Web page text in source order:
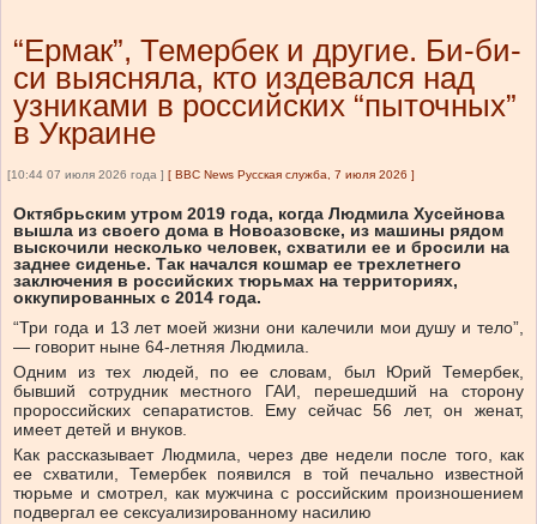
“Ермак”, Темербек и другие. Би-би-
си выясняла, кто издевался над
узниками в российских “пыточных”
в Украине
[10:44 07 июля 2026 года ] [ BBC News Русская служба, 7 июля 2026 ]
Октябрьским утром 2019 года, когда Людмила Хусейнова
вышла из своего дома в Новоазовске, из машины рядом
выскочили несколько человек, схватили ее и бросили на
заднее сиденье. Так начался кошмар ее трехлетнего
заключения в российских тюрьмах на территориях,
оккупированных с 2014 года.
“Три года и 13 лет моей жизни они калечили мои душу и тело”,
— говорит ныне 64-летняя Людмила.
Одним из тех людей, по ее словам, был Юрий Темербек,
бывший сотрудник местного ГАИ, перешедший на сторону
пророссийских сепаратистов. Ему сейчас 56 лет, он женат,
имеет детей и внуков.
Как рассказывает Людмила, через две недели после того, как
ее схватили, Темербек появился в той печально известной
тюрьме и смотрел, как мужчина с российским произношением
подвергал ее сексуализированному насилию